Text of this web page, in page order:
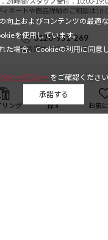
ィネートや商品詳細のご相談は
0120-951-269
電話受付：10:00-19:00
Daytona Park Clubについて
リング 探す お気
向上およびコンテンツの最適
を使用しています。
た場合、Cookieの利用に同意
シーポリシーをご確認ください
承諾する